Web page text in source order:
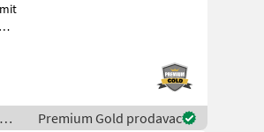
Premium Gold prodavac